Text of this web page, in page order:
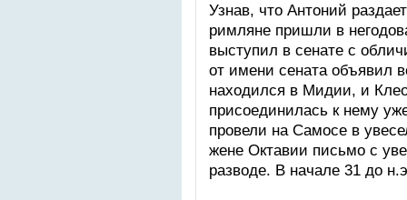
Узнав, что Антоний
римляне пришли в
выступил в сенате с
от имени сената объявил
находился в Мидии, и
присоединилась к нему
провели на Самосе в
жене Октавии письмо с
разводе. В начале 31 до